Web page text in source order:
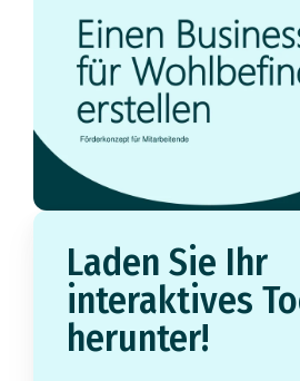
Laden Sie Ihr
interaktives
herunter!